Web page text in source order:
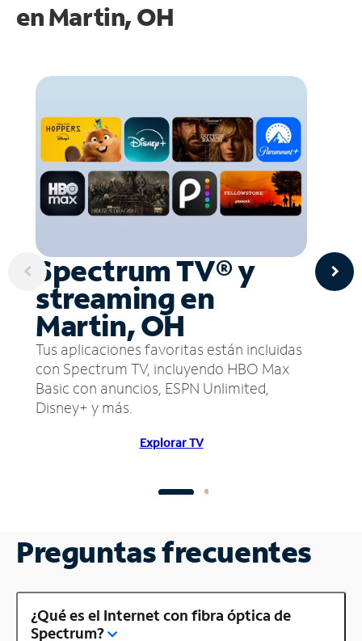
enMartin, OH
Spectrum TV® y
streaming en
Martin, OH
Tus aplicaciones favoritas están incluidas
con Spectrum TV, incluyendo HBO Max
Basic con anuncios, ESPN Unlimited,
Disney+ y más.
Explorar TV
Preguntas frecuentes
¿Qué es el Internet con fibra óptica de
Spectrum?